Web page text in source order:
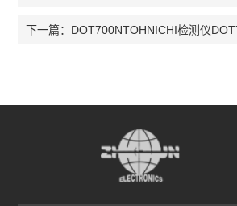
下一篇： DOT700NTOHNICHI检测仪DOT700N,东日检